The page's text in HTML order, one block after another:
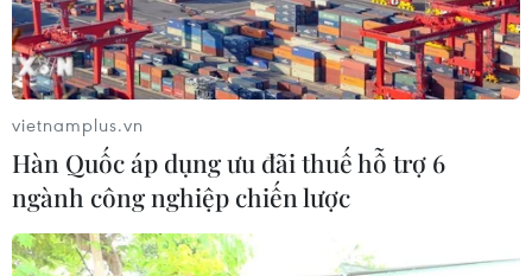
vietnamplus.vn
Hàn Quốc áp dụng ưu đãi thuế hỗ trợ 6
ngành công nghiệp chiến lược